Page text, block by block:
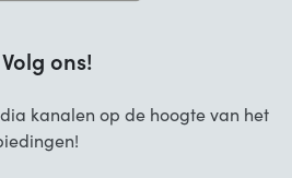
Volg ons!
kanalen op de hoogte van het